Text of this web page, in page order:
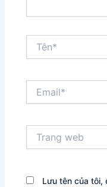
web
Lưu tên của tôi,